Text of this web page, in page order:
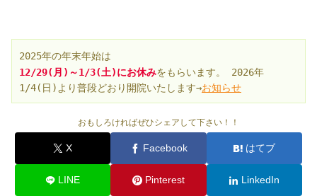
2025年の年末年始は
12/29(月)～1/3(土)にお休みをもらいます。 2026年
1/4(日)より普段どおり開院いたします→お知らせ
おもしろければぜひシェアして下さい！！
X Facebook はてブ
LINE Pinterest LinkedIn